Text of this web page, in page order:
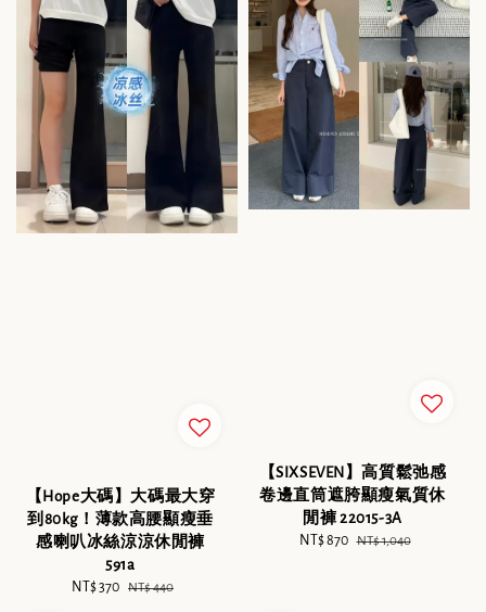
【Hope大碼】大碼最大穿
到80kg！薄款高腰顯瘦垂
感喇叭冰絲涼涼休閒褲
591a
Sale
NT$ 370 Regular
NT$ 440
【SIXSEVEN】高質鬆弛感
卷邊直筒遮胯顯瘦氣質休
閒褲 22015-3A
Sale
NT$ 870 Regular
NT$ 1,040